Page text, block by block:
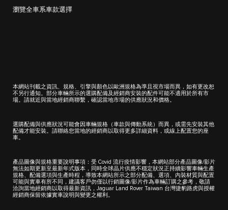
瀏覽全車系車款選擇
本網站刊載之資訊、規格、引擎與顏色以歐洲規格為準且視市場而異，如有更改恕
不另行通知。部分車輛所示的選購配備及經銷商安裝的配件可能不適用於所有市
場。請就近與當地經銷商聯繫，確認當地市場的供應狀況和價格。
選購配備與供應狀況可能會因車輛規格（車款與傳動系統）而異，或需先安裝其他
配備才能安裝。請聯絡您當地的經銷商以取得更多詳細資料，或線上配置您的座
車。
產品圖像與規格重要說明事項：受 Covid 流行疫情影響，本網站部分產品圖像/影片
無法如期更新至最新年式版本，同時全球晶片供應不穩定狀況正持續影響車輛生產
規格、配備選項與生產時程，導致本網站所示之部分配備、選項、內裝材質與配置
可能與實車有所不同，建議客戶勿僅以行銷圖像/影片作為車輛訂購之參考，敬請
洽詢當地經銷商以取得最新資訊，Jaguar Land Rover Taiwan 台灣捷豹路虎與授權
經銷商保留依據實車說明與變更之權利。